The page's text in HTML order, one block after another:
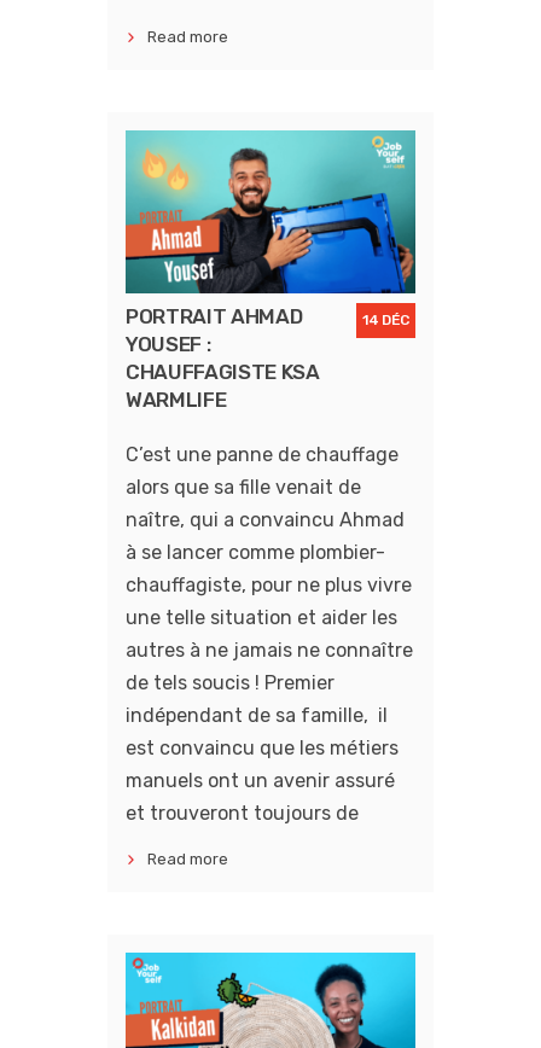
Read more
14 DÉC
PORTRAIT AHMAD
YOUSEF :
CHAUFFAGISTE KSA
WARMLIFE
C’est une panne de chauffage
alors que sa fille venait de
naître, qui a convaincu Ahmad
à se lancer comme plombier-
chauffagiste, pour ne plus vivre
une telle situation et aider les
autres à ne jamais ne connaître
de tels soucis ! Premier
indépendant de sa famille, il
est convaincu que les métiers
manuels ont un avenir assuré
et trouveront toujours de
Read more